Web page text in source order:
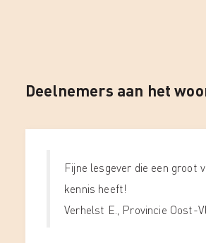
Deelnemers aan het
Fijne lesgever die een groot
kennis heeft!
Verhelst E., Provincie Oost-